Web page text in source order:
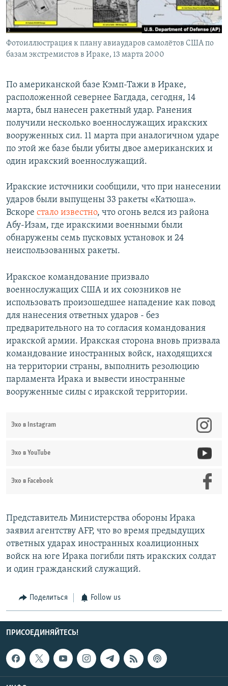
СПОРТ
МИР
БЛОГИ
ГОЛОСА
ЧИТАЕМ ПРЕССУ
АРХИВ РАДИОПРОГРАММЫ
Все сайты РСЕ/РС
Фотоиллюстрация к плану авиаударов самолётов США по
базам экстремистов в Ираке, 13 марта 2000
По американской базе Кэмп-Тажи в Ираке,
расположенной севернее Багдада, сегодня, 14
марта, был нанесен ракетный удар. Ранения
получили несколько военнослужащих иракских
вооруженных сил. 11 марта при аналогичном ударе
по этой же базе были убиты двое американских и
один иракский военнослужащий.
Иракские источники сообщили, что при нанесении
ударов были выпущены 33 ракеты «Катюша».
Вскоре стало известно, что огонь велся из района
Абу-Изам, где иракскими военными были
обнаружены семь пусковых установок и 24
неиспользованных ракеты.
Иракское командование призвало
военнослужащих США и их союзников не
использовать произошедшее нападение как повод
для нанесения ответных ударов - без
предварительного на то согласия командования
иракской армии. Иракская сторона вновь призвала
командование иностранных войск, находящихся
на территории страны, выполнить резолюцию
парламента Ирака и вывести иностранные
вооруженные силы с иракской территории.
Эхо в Instagram
Эхо в YouTube
Эхо в Facebook
Представитель Министерства обороны Ирака
заявил агентству AFP, что во время предыдущих
ответных ударах иностранных коалиционных
войск на юге Ирака погибли пять иракских солдат
и один гражданский служащий.
Поделиться Follow us
ПРИСОЕДИНЯЙТЕСЬ!